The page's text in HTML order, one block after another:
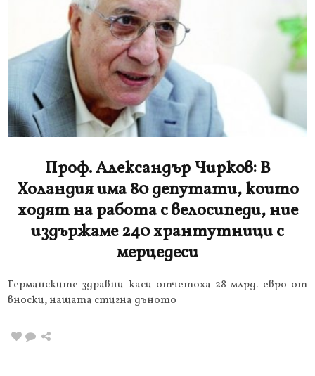
Проф. Александър Чирков: В
Холандия има 80 депутати, които
ходят на работа с велосипеди, ние
издържаме 240 хрантутници с
мерцедеси
Германските здравни каси отчетоха 28 млрд. евро от
вноски, нашата стигна дъното